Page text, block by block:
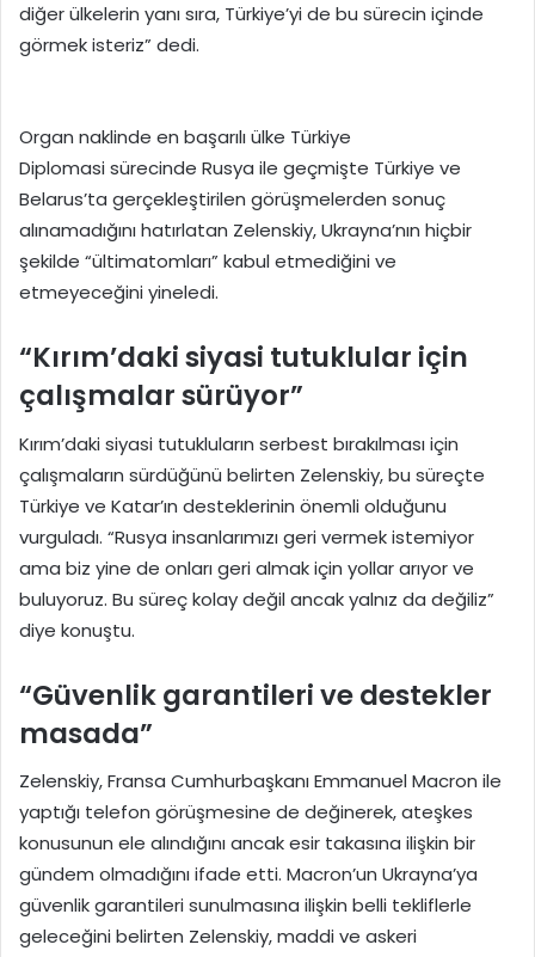
diğer ülkelerin yanı sıra, Türkiye’yi de bu sürecin içinde
görmek isteriz” dedi.
Organ naklinde en başarılı ülke Türkiye
Diplomasi sürecinde Rusya ile geçmişte Türkiye ve
Belarus’ta gerçekleştirilen görüşmelerden sonuç
alınamadığını hatırlatan Zelenskiy, Ukrayna’nın hiçbir
şekilde “ültimatomları” kabul etmediğini ve
etmeyeceğini yineledi.
“Kırım’daki siyasi tutuklular için
çalışmalar sürüyor”
Kırım’daki siyasi tutukluların serbest bırakılması için
çalışmaların sürdüğünü belirten Zelenskiy, bu süreçte
Türkiye ve Katar’ın desteklerinin önemli olduğunu
vurguladı. “Rusya insanlarımızı geri vermek istemiyor
ama biz yine de onları geri almak için yollar arıyor ve
buluyoruz. Bu süreç kolay değil ancak yalnız da değiliz”
diye konuştu.
“Güvenlik garantileri ve destekler
masada”
Zelenskiy, Fransa Cumhurbaşkanı Emmanuel Macron ile
yaptığı telefon görüşmesine de değinerek, ateşkes
konusunun ele alındığını ancak esir takasına ilişkin bir
gündem olmadığını ifade etti. Macron’un Ukrayna’ya
güvenlik garantileri sunulmasına ilişkin belli tekliflerle
geleceğini belirten Zelenskiy, maddi ve askeri